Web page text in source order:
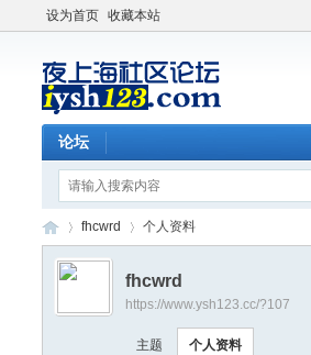
设为首页 收藏本站
论坛
›
fhcwrd 个人资料
fhcwrd
https://www.ysh123.cc/?107
主题 个人资料